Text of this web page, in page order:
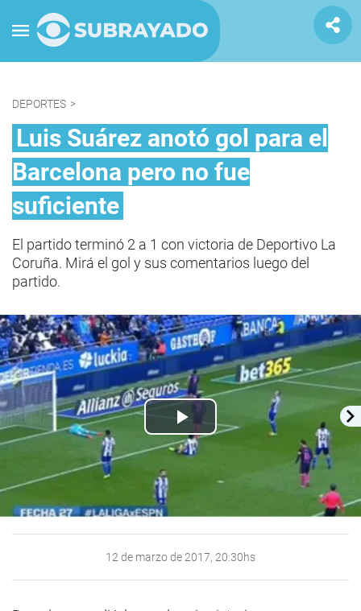
DEPORTES >
Luis Suárez anotó gol para el
Barcelona pero no fue
suficiente
El partido terminó 2 a 1 con victoria de Deportivo La
Coruña. Mirá el gol y sus comentarios luego del
partido.
Play
12 de marzo de 2017, 20:30hs